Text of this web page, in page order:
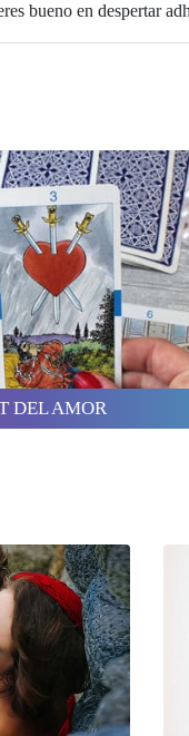
bueno en despertar
DEL AMOR